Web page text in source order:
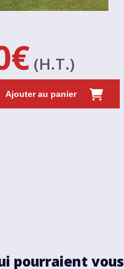
€ (H.T.)
Ajouter au panier
pourraient vous